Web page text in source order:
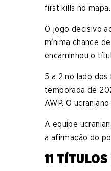
first kills no mapa.
O jogo decisivo
mínima chance
encaminhou o
5 a 2 no lado
temporada de
AWP. O
A equipe
a afirmação do
11